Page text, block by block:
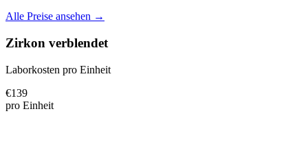
Alle Preise ansehen →
Zirkon verblendet
Laborkosten pro Einheit
€139
pro Einheit